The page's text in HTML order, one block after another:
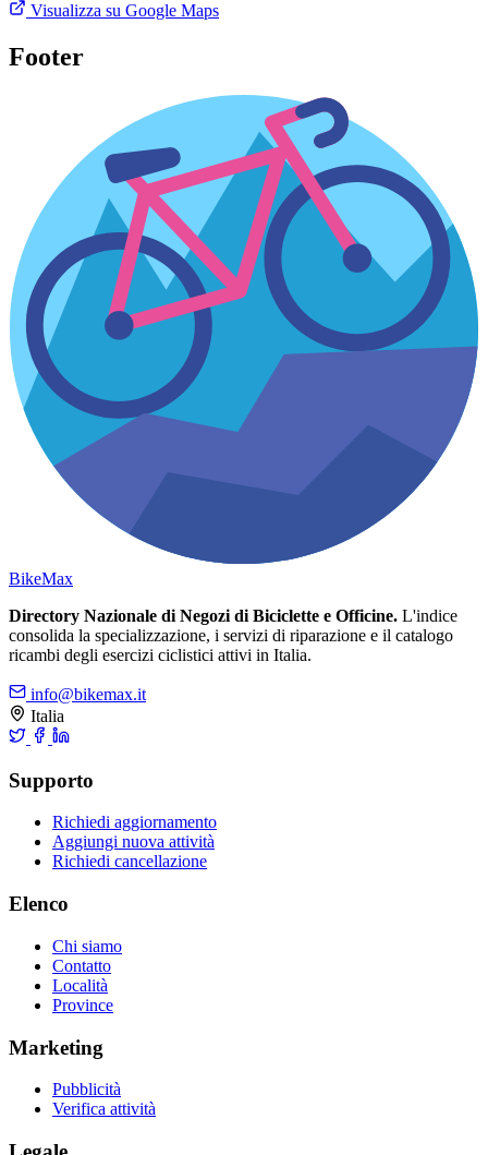
Visualizza su Google Maps
Footer
BikeMax
Directory Nazionale di Negozi di Biciclette e Officine. L'indice
consolida la specializzazione, i servizi di riparazione e il catalogo
ricambi degli esercizi ciclistici attivi in Italia.
info@bikemax.it
Italia
Supporto
Richiedi aggiornamento
Aggiungi nuova attività
Richiedi cancellazione
Elenco
Chi siamo
Contatto
Località
Province
Marketing
Pubblicità
Verifica attività